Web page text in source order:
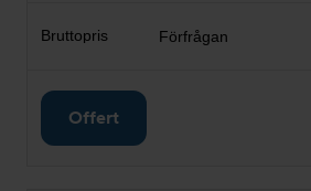
Förfrågan
Offert